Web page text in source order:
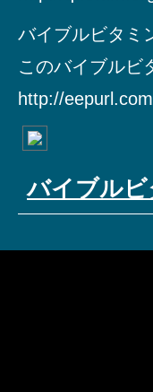
バイブルビタミ
このバイブルビ
http://
バイブルビ